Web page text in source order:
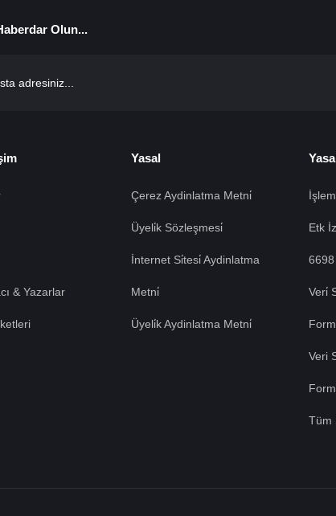
Olun...
& Yazarlar
Yasal
Çerez Aydinlatma Metni̇
Üyeli̇k Sözleşmesi̇
İnternet Si̇tesi̇ Aydinlatma
Metni̇
Üyeli̇k Aydinlatma Metni̇
Etk
Veri̇
Veri
Tüm